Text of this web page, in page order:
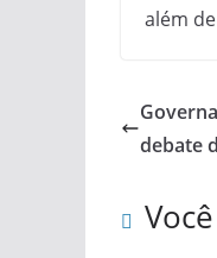
além
debate